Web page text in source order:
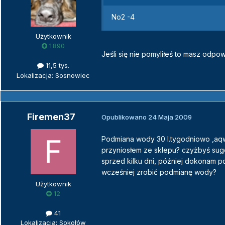
Użytkownik
1 890
11,5 tys.
Lokalizacja: Sosnowiec
No2 -4
Jeśli się nie pomyliłeś to masz
Firemen37
Użytkownik
12
41
Lokalizacja: Sokołów
Opublikowano 24 Maja 2009
Podmiana wody 30 l.tygodniowo
przyniosłem ze sklepu? czyżbyś
sprzed kilku dni, później dokonam
wcześniej zrobić podmianę wody?